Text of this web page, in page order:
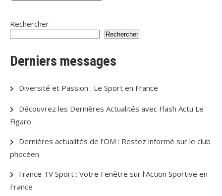
Rechercher
Rechercher
Derniers messages
Diversité et Passion : Le Sport en France
Découvrez les Dernières Actualités avec Flash Actu Le
Figaro
Dernières actualités de l’OM : Restez informé sur le club
phocéen
France TV Sport : Votre Fenêtre sur l’Action Sportive en
France